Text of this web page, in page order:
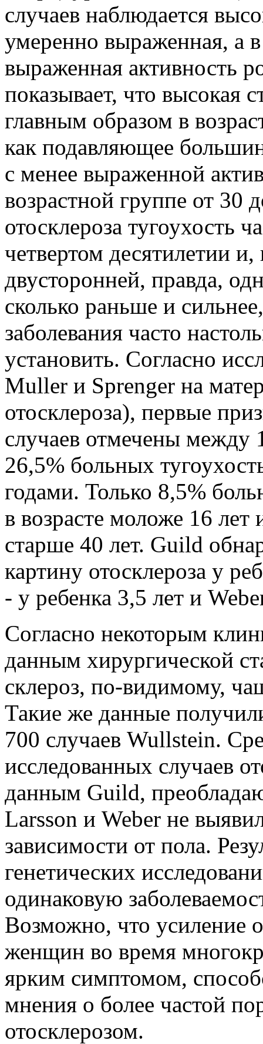
случаев наблюдается
умеренно вы­раженная, а
выраженная активность
показывает, что высокая
главным образом в
как подавляющее
с менее выраженной
возрастной группе от 30
отосклероза туго­ухость
четвертом десятилетии и,
двусторонней, прав­да,
сколько раньше и
заболевания часто
установить. Согласно
Muller и Sprenger на
отосклероза), первые
случаев отмечены
26,5% больных
годами. Только 8,5%
в возрасте моложе 16 лет
старше 40 лет. Guild
картину отосклероза у
- у ребенка 3,5 лет и
Согласно некоторым
данным хирургиче­ской
склероз, по-видимому,
Такие же данные
700 случаев Wullstein.
исследованных случаев
данным Guild,
Larsson и Weber не
зависимости от пола.
генетических
одинаковую
Возможно, что уси­ление
женщин во время
ярким симп­томом,
мнения о более частой
отосклерозом.